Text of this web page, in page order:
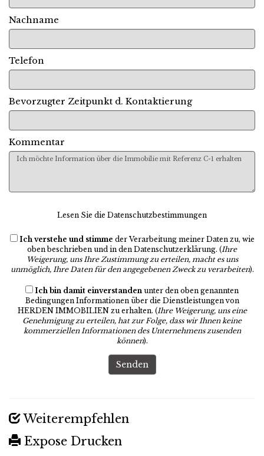
Nachname
Telefon
Bevorzugter Zeitpunkt d. Kontaktierung
Kommentar
Lesen Sie die Datenschutzbestimmungen
Ich verstehe und stimme der Verarbeitung meiner Daten zu, wie
oben beschrieben und in den Datenschutzerklärung. (Ihre
Weigerung, uns Ihre Zustimmung zu erteilen, macht es uns
unmöglich, Ihre Daten für den angegebenen Zweck zu verarbeiten).
Ich bin damit einverstanden unter den oben genannten
Bedingungen Informationen über die Dienstleistungen von
HERDEN IMMOBILIEN zu erhalten. (Ihre Weigerung, uns eine
Genehmigung zu erteilen, hat zur Folge, dass wir Ihnen keine
kommerziellen Informationen des Unternehmens zusenden
können).
Senden
Weiterempfehlen
Expose Drucken